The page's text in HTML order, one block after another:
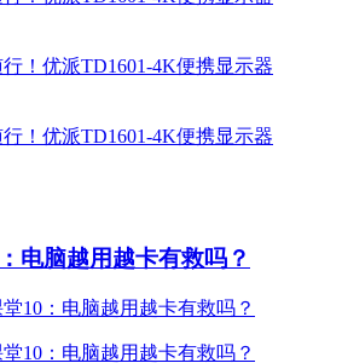
电脑越用越卡有救吗？